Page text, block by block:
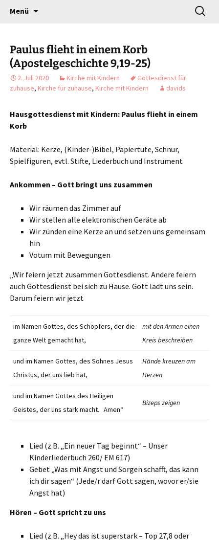
Willkommen!
Gottesdienst verändert
Menü
Suchen
nach:
Paulus flieht in einem Korb
(Apostelgeschichte 9,19-25)
2. Juli 2020 Kirche mit Kindern
Gottesdienst für
zuhause, Kirche für zuhause, Kirche mit Kindern davids
Hausgottesdienst mit Kindern: Paulus flieht in einem
Korb
Material: Kerze, (Kinder-)Bibel, Papiertüte, Schnur,
Spielfiguren, evtl. Stifte, Liederbuch und Instrument
Ankommen – Gott bringt uns zusammen
Wir räumen das Zimmer auf
Wir stellen alle elektronischen Geräte ab
Wir zünden eine Kerze an und setzen uns gemeinsam
hin
Votum mit Bewegungen
„Wir feiern jetzt zusammen Gottesdienst. Andere feiern
auch Gottesdienst bei sich zu Hause. Gott lädt uns sein.
Darum feiern wir jetzt
im Namen Gottes, des Schöpfers, der die
ganze Welt gemacht hat,
mit den Armen einen
Kreis beschreiben
und im Namen Gottes, des Sohnes Jesus
Christus, der uns lieb hat,
Hände kreuzen am
Herzen
und im Namen Gottes des Heiligen
Geistes, der uns stark macht. Amen“
Bizeps zeigen
Lied (z.B. „Ein neuer Tag beginnt“ – Unser
Kinderliederbuch 260/ EM 617)
Gebet „Was mit Angst und Sorgen schafft, das kann
ich dir sagen“ (Jede/r darf Gott sagen, wovor er/sie
Angst hat)
Hören – Gott spricht zu uns
Lied (z.B. „Hey das ist superstark – Top 27,8 oder